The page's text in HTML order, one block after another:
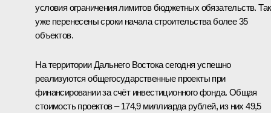
условия ограничения лимитов бюджетных обязательств.
уже перенесены сроки начала строительства более 35
объектов.
На территории Дальнего Востока сегодня успешно
реализуются общегосударственные проекты при
финансировании за счёт инвестиционного фонда. Общая
стоимость проектов – 174,9 миллиарда рублей, из них 49,5